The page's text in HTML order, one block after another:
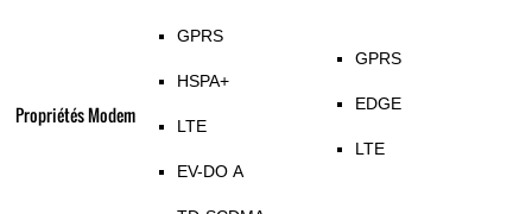
Propriétés Modem
GPRS
HSPA+
LTE
EV-DO A
GPRS
EDGE
LTE